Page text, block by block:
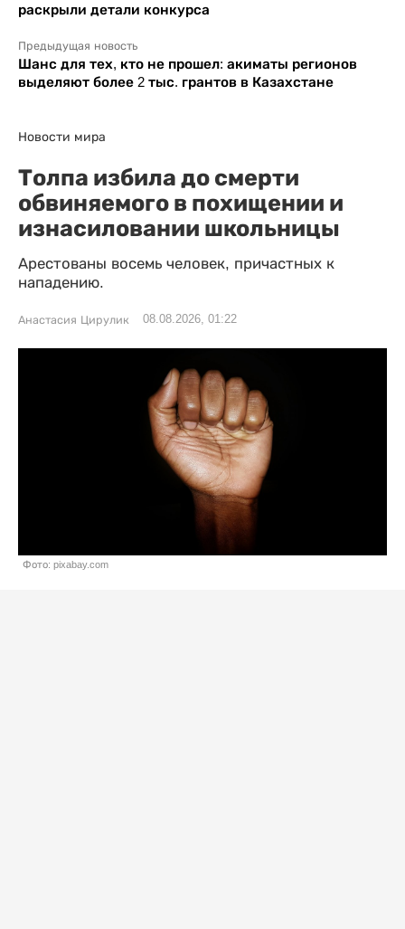
раскрыли детали конкурса
Предыдущая новость
Шанс для тех, кто не прошел: акиматы регионов
выделяют более 2 тыс. грантов в Казахстане
Новости мира
Толпа избила до смерти
обвиняемого в похищении и
изнасиловании школьницы
Арестованы восемь человек, причастных к
нападению.
Анастасия Цирулик 08.08.2026, 01:22
Фото: pixabay.com